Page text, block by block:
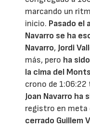
marcando un
inicio. Pasado el
Navarro se ha
Navarro, Jordi
más, pero ha
la cima del
crono de
Joan Navarro ha
registro en meta
cerrado Guillem